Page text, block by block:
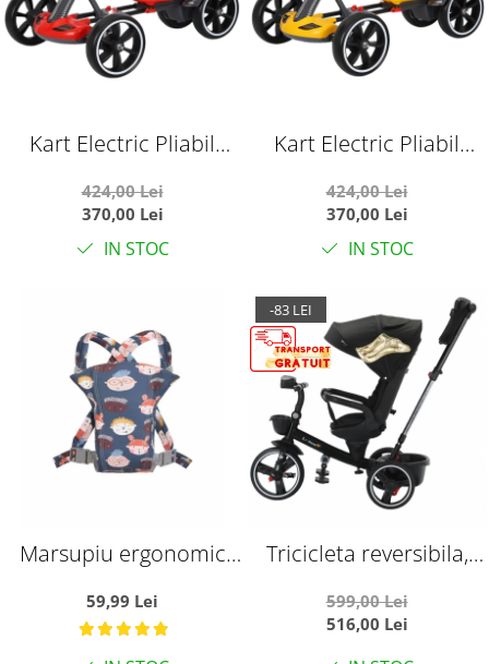
Kart Electric Pliabil
Rosu
424,00 Lei
370,00 Lei
IN STOC
Kart Electric Pliabil
Galben
424,00 Lei
370,00 Lei
IN STOC
Marsupiu ergonomic
bebelusi, Happy Kids,
bleumarin
59,99 Lei
-83 LEI
Tricicleta reversibila,
somn, roata cauciuc, cu
lumini si muzica, SL06
599,00 Lei
516,00 Lei